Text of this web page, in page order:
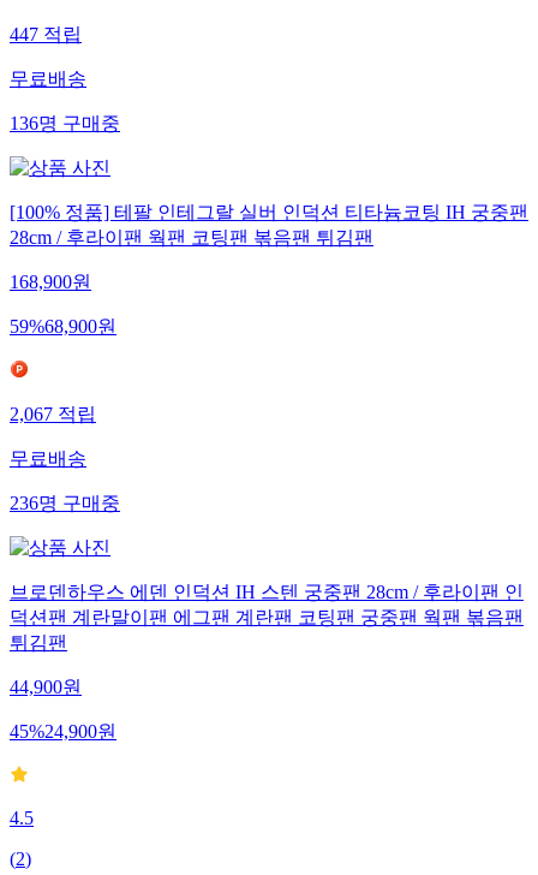
447적립
무료배송
136명구매중
[100% 정품] 테팔 인테그랄 실버 인덕션 티타늄코팅 IH 궁중팬
28cm / 후라이팬 웍팬 코팅팬 볶음팬 튀김팬
168,900원
59%68,900원
2,067적립
무료배송
236명구매중
브로덴하우스 에덴 인덕션 IH 스텐 궁중팬 28cm / 후라이팬 인
덕션팬 계란말이팬 에그팬 계란팬 코팅팬 궁중팬 웍팬 볶음팬
튀김팬
44,900원
45%24,900원
4.5
(2)